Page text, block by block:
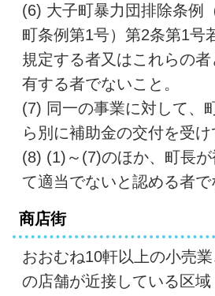
(6) 大子町暴力団排除条例
町条例第1号）第2条第1号
規定する者又はこれらの
有する者でないこと。
(7) 同一の事業に対して、
ら別に補助金の交付を受
(8) (1)～(7)のほか、町長
て適当でないと認める者で
商店街
おおむね10軒以上の小売
の店舗が近接している区域